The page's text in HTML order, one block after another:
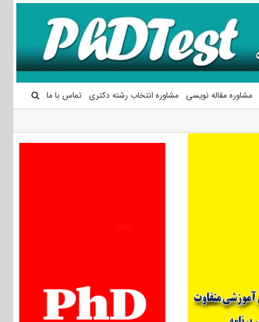
مشاوره مقاله نویسی مشاوره انتخاب رشته دکتری تماس با ما